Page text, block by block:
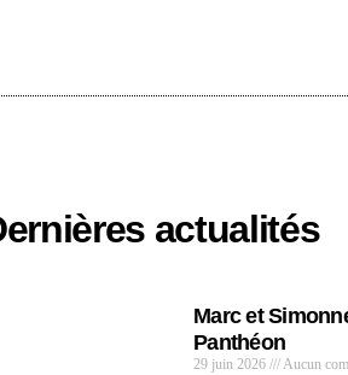
actualités
Marc et
Panthéon
29 juin 2026 Aucun